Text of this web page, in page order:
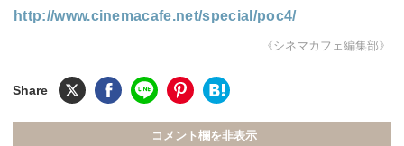
http://www.cinemacafe.net/special/poc4/
《シネマカフェ編集部》
コメント欄を非表示